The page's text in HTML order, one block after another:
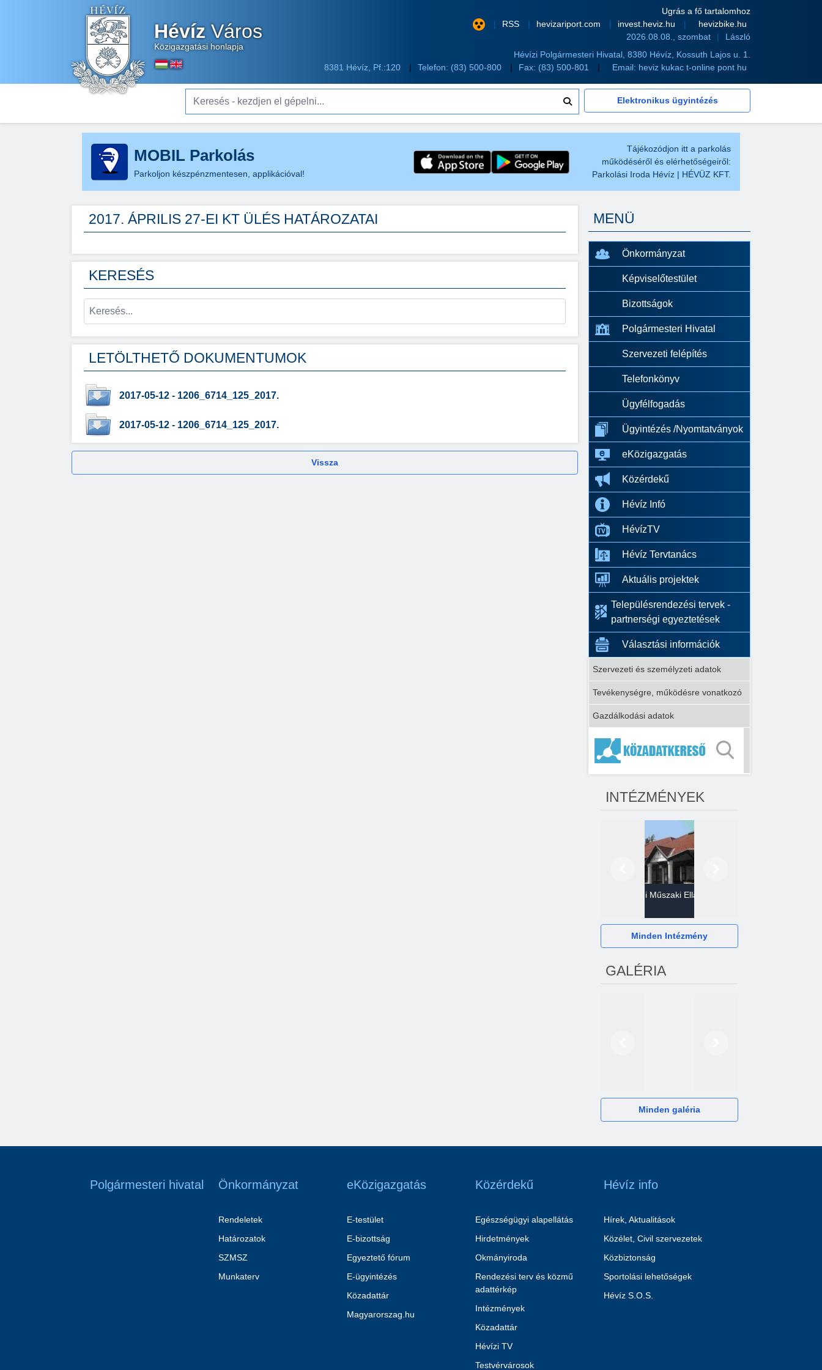
HévízVáros
Közigazgatási honlapja
Ugrás a fő tartalomhoz
RSS
hevizariport.com invest.heviz.hu
hevizbike.hu
2026.08.08., szombat
László
Hévízi Polgármesteri Hivatal, 8380 Hévíz, Kossuth Lajos u. 1.
8381 Hévíz, Pf.:120
Telefon: (83) 500-800 Fax: (83) 500-801 Email: heviz kukac t-online pont hu
Keresés - kezdjen el gépelni...
Elektronikus ügyintézés
MOBIL Parkolás
Parkoljon készpénzmentesen, applikációval!
Tájékozódjon itt a parkolás
működéséről és elérhetőségeiről:
Parkolási Iroda Hévíz | HÉVÜZ KFT.
2017. ÁPRILIS 27-EI KT ÜLÉS HATÁROZATAI
KERESÉS
LETÖLTHETŐ DOKUMENTUMOK
2017-05-12 - 1206_6714_125_2017.
2017-05-12 - 1206_6714_125_2017.
Vissza
MENÜ
Önkormányzat
Képviselőtestület
Bizottságok
Polgármesteri Hivatal
Szervezeti felépítés
Telefonkönyv
Ügyfélfogadás
Ügyintézés /Nyomtatványok
eKözigazgatás
Közérdekű
Hévíz Infó
HévízTV
Hévíz Tervtanács
Aktuális projektek
Településrendezési tervek -
partnerségi egyeztetések
Választási információk
Szervezeti és személyzeti adatok
Tevékenységre, működésre vonatkozó
Gazdálkodási adatok
INTÉZMÉNYEK
Gazdasági Műszaki Ellátó
Minden Intézmény
GALÉRIA
Minden galéria
Polgármesteri hivatal Önkormányzat
Rendeletek
Határozatok
SZMSZ
Munkaterv
eKözigazgatás
E-testület
E-bizottság
Egyeztető fórum
E-ügyintézés
Közadattár
Magyarorszag.hu
Közérdekű
Egészségügyi alapellátás
Hirdetmények
Okmányiroda
Rendezési terv és közmű
adattérkép
Intézmények
Közadattár
Hévízi TV
Testvérvárosok
Hévíz info
Hírek, Aktualitások
Közélet, Civil szervezetek
Közbiztonság
Sportolási lehetőségek
Hévíz S.O.S.